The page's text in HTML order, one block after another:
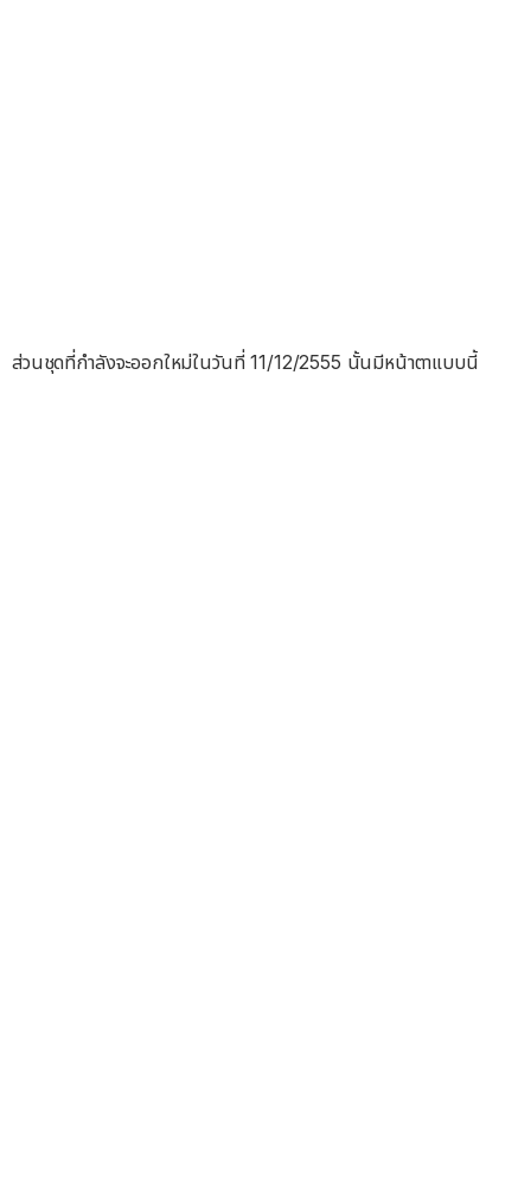
ส่วนชุดที่กำลังจะออกใหม่ในวันที่ 11/12/2555 นั้นมีหน้าตาแบบนี้